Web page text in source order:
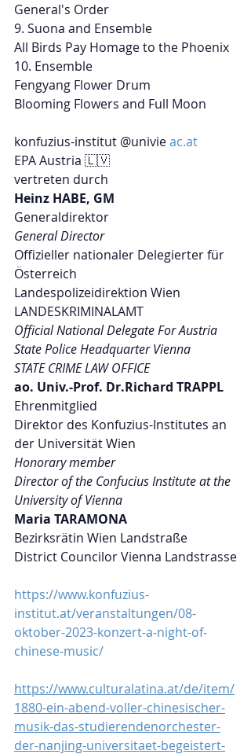
General's Order
9. Suona and Ensemble
All Birds Pay Homage to the Phoenix
10. Ensemble
Fengyang Flower Drum
Blooming Flowers and Full Moon
konfuzius-institut @univie ac.at
EPA Austria 🇱🇻
vertreten durch
Heinz HABE, GM
Generaldirektor
General Director
Offizieller nationaler Delegierter für
Österreich
Landespolizeidirektion Wien
LANDESKRIMINALAMT
Official National Delegate For Austria
State Police Headquarter Vienna
STATE CRIME LAW OFFICE
ao. Univ.-Prof. Dr.Richard TRAPPL
Ehrenmitglied
Direktor des Konfuzius-Institutes an
der Universität Wien
Honorary member
Director of the Confucius Institute at the
University of Vienna
Maria TARAMONA
Bezirksrätin Wien Landstraße
District Councilor Vienna Landstrasse
https://www.konfuzius-
institut.at/veranstaltungen/08-
oktober-2023-konzert-a-night-of-
chinese-music/
https://www.culturalatina.at/de/item/
1880-ein-abend-voller-chinesischer-
musik-das-studierendenorchester-
der-nanjing-universitaet-begeistert-